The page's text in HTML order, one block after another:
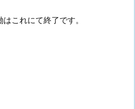
これにて終了です。